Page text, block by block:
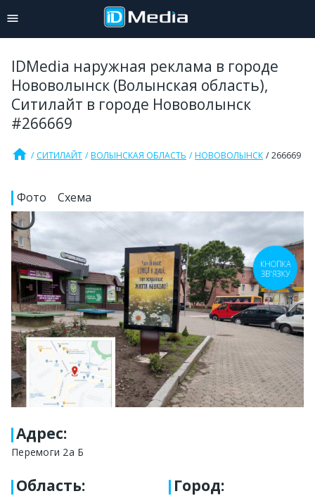
IDMedia наружная реклама в городе
Нововолынск (Волынская область),
Ситилайт в городе Нововолынск
#266669
home СИТИЛАЙТ ВОЛЫНСКАЯ ОБЛАСТЬ НОВОВОЛЫНСК 266669
Фото Схема
Адрес:
Перемоги 2а Б
Область: Город:
КНОПКА
ЗВ'ЯЗКУ